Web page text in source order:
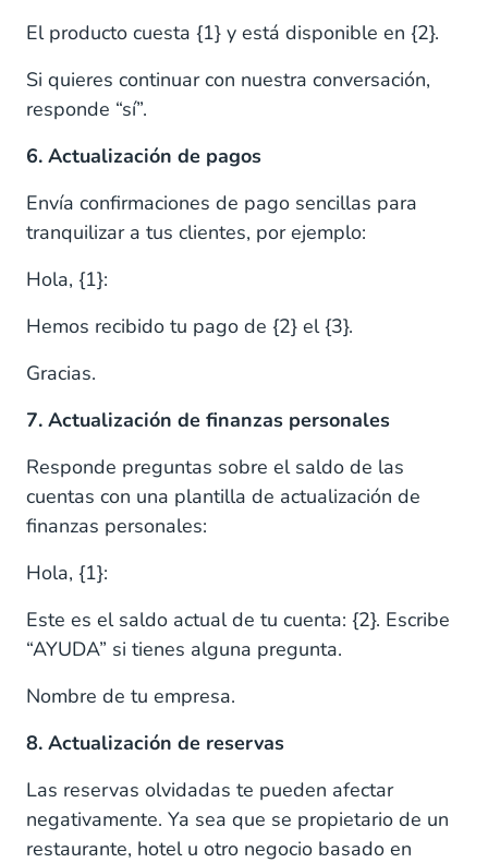
El producto cuesta {1} y está disponible en {2}.
Si quieres continuar con nuestra conversación,
responde “sí”.
6. Actualización de pagos
Envía confirmaciones de pago sencillas para
tranquilizar a tus clientes, por ejemplo:
Hola, {1}:
Hemos recibido tu pago de {2} el {3}.
Gracias.
7. Actualización de finanzas personales
Responde preguntas sobre el saldo de las
cuentas con una plantilla de actualización de
finanzas personales:
Hola, {1}:
Este es el saldo actual de tu cuenta: {2}. Escribe
“AYUDA” si tienes alguna pregunta.
Nombre de tu empresa.
8. Actualización de reservas
Las reservas olvidadas te pueden afectar
negativamente. Ya sea que se propietario de un
restaurante, hotel u otro negocio basado en